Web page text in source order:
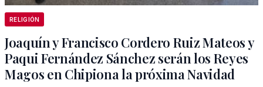
RELIGIÓN
Joaquín y Francisco Cordero Ruiz Mateos y
Paqui Fernández Sánchez serán los Reyes
Magos en Chipiona la próxima Navidad